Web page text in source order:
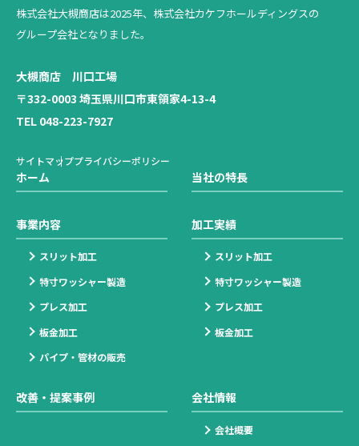
株式会社大槻商店は2025年、 株式会社カケフホールディングスの
グループ会社となりました。
大槻商店 川口工場
〒332-0003 埼玉県川口市東領家4-13-4
TEL 048-223-7927
サイトマッププライバシーポリシー
ホーム 当社の特長
事業内容
スリット加工
特寸ワッシャー製造
プレス加工
板金加工
パイプ・管材の販売
加工実績
スリット加工
特寸ワッシャー製造
プレス加工
板金加工
改善・提案事例 会社情報
会社概要